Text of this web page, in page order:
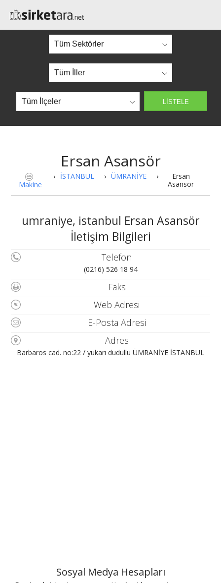
Ersan Asansör
Makine
› İSTANBUL › ÜMRANİYE ›
Ersan
Asansör
umraniye, istanbul Ersan Asansör
İletişim Bilgileri
Telefon
(0216) 526 18 94
Faks
Web Adresi
E-Posta Adresi
Adres
Barbaros cad. no:22 / yukarı dudullu ÜMRANİYE İSTANBUL
Sosyal Medya Hesapları